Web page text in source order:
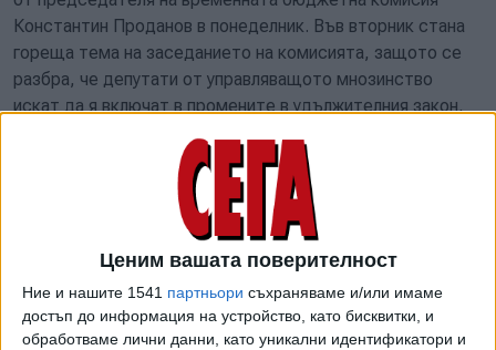
Ценим вашата поверителност
Ние и нашите 1541 партньори съхраняваме и/или имаме
достъп до информация на устройство, като бисквитки, и
обработваме лични данни, като уникални идентификатори и
Константин Проданов в понеделник. Във вторник стана
гореща тема на заседанието на комисията, защото се
разбра, че депутати от управляващото мнозинство
искат да я включат в промените в удължителния закон,
"Предложението за поемането на нов дълг от 3,8 млрд.
евро противоречи на Закона за публичните финанси -
когато няма приет годишен закон за бюджета, не може
да се поема нов дълг", коментира Теменужка Петкова,
депутат от ГЕРБ и бивш министър на финансите. Тя
изтъкна, че правителството може да взима заеми само